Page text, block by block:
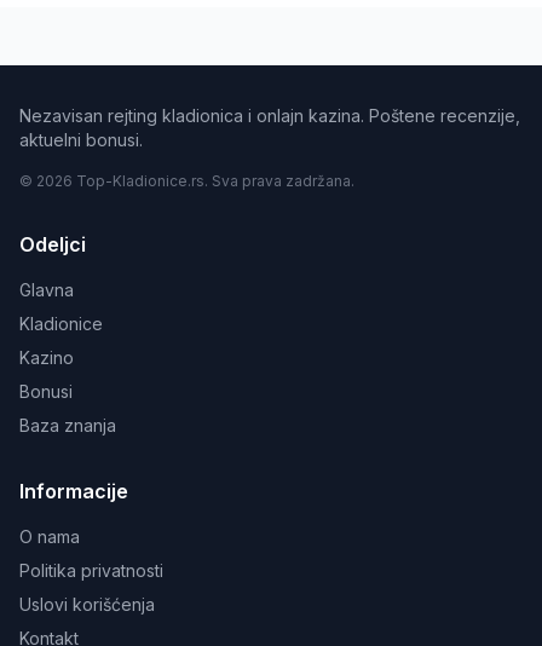
Nezavisan rejting kladionica i onlajn kazina. Poštene recenzije,
aktuelni bonusi.
© 2026 Top-Kladionice.rs. Sva prava zadržana.
Odeljci
Glavna
Kladionice
Kazino
Bonusi
Baza znanja
Informacije
O nama
Politika privatnosti
Uslovi korišćenja
Kontakt